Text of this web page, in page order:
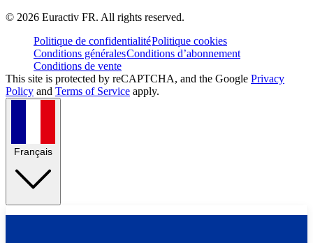
© 2026 Euractiv FR. All rights reserved.
Politique de confidentialitéPolitique cookies
Conditions généralesConditions d’abonnement
Conditions de vente
This site is protected by reCAPTCHA, and the Google Privacy
Policy and Terms of Service apply.
Français